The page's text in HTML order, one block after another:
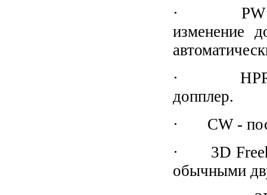
· PW -
изменение
· HPRF -
допплер.
· CW -
· 3D
обычными